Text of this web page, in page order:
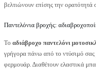
βελτιώνουν επίσης την ορατότητά
Παντελόνια βροχής:
Το αδιάβροχο παντελόνι
γρήγορα πάνω από το ντύσιμό
φερμουάρ. Διαθέτουν ελαστικά